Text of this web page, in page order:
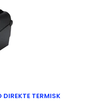
TERMISK